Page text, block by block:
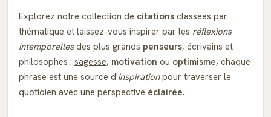
Explorez notre collection de citations classées par
thématique et laissez-vous inspirer par les réflexions
intemporellesdes plus grands penseurs, écrivains et
philosophes : sagesse, motivation ou optimisme, chaque
phrase est une source d'inspirationpour traverser le
quotidien avec une perspective éclairée.